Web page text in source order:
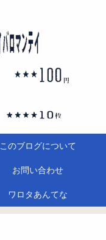
このブログについて
お問い合わせ
ワロタあんてな